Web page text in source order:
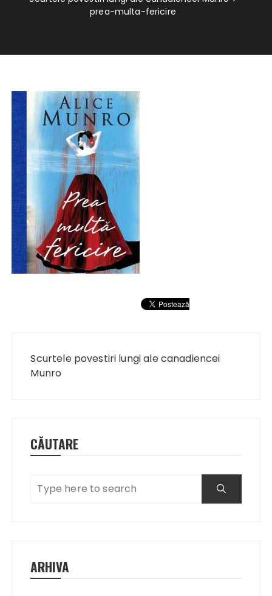
prea-multa-fericire
articole
Scurtele povestiri lungi ale canadiencei
Munro
CĂUTARE
ARHIVA